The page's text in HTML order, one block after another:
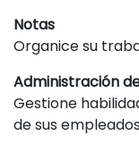
Notas
Organice su
Administración
Gestione
de sus empleados